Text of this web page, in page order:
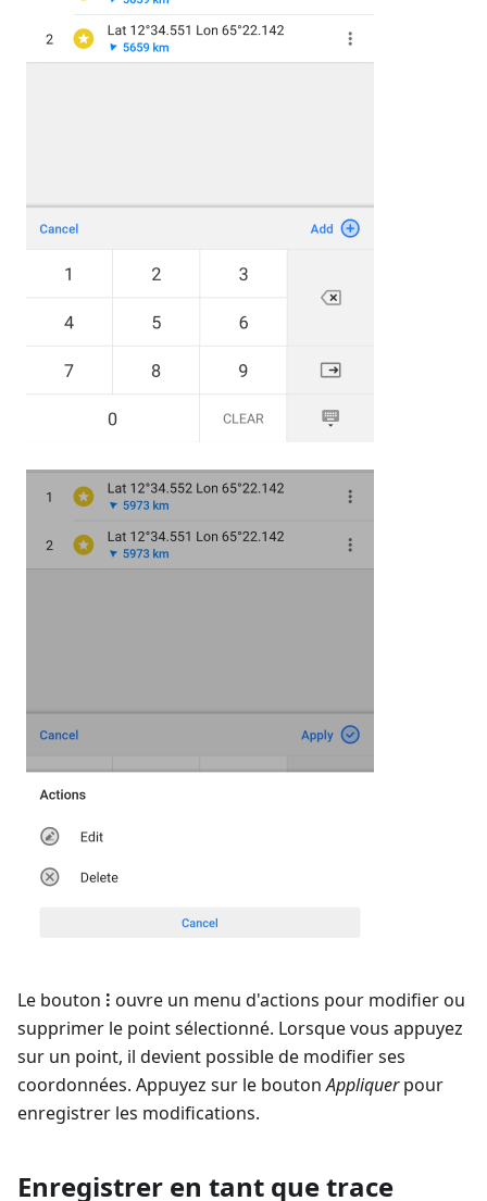
Le bouton ⁝ ouvre un menu d'actions pour modifier ou
supprimer le point sélectionné. Lorsque vous appuyez
sur un point, il devient possible de modifier ses
coordonnées. Appuyez sur le boutonAppliquerpour
enregistrer les modifications.
Enregistrer en tant que trace